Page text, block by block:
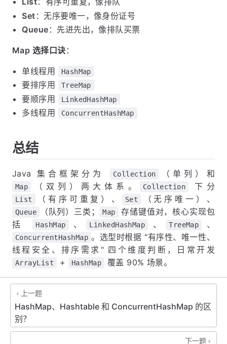
Set ：无序要唯一，像身份证号
Queue ：先进先出，像排队买票
Map 选择口诀 ：
单线程用 HashMap
要排序用 TreeMap
要顺序用 LinkedHashMap
多线程用 ConcurrentHashMap
总结
Java 集合框架分为 Collection （单列）和
Map （双列）两大体系。 Collection 下分
List （有序可重复）、 Set （无序唯一）、
Queue （队列）三类； Map
存储键值对，核心实现包
括
HashMap 、 LinkedHashMap 、 TreeMap 、
ConcurrentHashMap 。选型时根据 "有序性、唯一性、
线程安全、排序需求" 四个维度判断，日常开发
ArrayList + HashMap 覆盖 90% 场景。
上一题
HashMap、Hashtable 和 ConcurrentHashMap 的区
别？
下一题